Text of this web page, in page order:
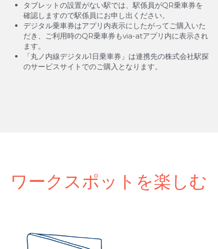
タブレットの設置がない駅では、駅係員がQR乗車券を
確認しますので駅係員にお申し出ください。
デジタル乗車券はアプリ内表示にしたがってご購入いた
だき、ご利用時のQR乗車券もvia-atアプリ内に表示され
ます。
「丸ノ内線デジタル1日乗車券」は連携先の株式会社駅探
のサービスサイトでのご購入となります。
ワークスポットを楽しむ